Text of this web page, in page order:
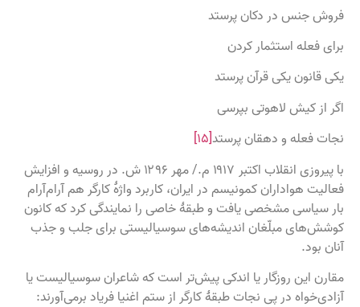
فروش جنس در دکان پرستد
برای فعله استثمار کردن
یکی قانون یکی قرآن پرستد
اگر از کیش لاهوتی بپرسی
نجات فعله و دهقان پرستد
با پیروزی انقلاب اکتبر ۱۹۱۷ م./ مهر ۱۲۹۶ ش. در روسیه و افزایش
فعالیت هواداران کمونیسم در ایران، کاربرد واژهٔ کارگر هم آرام‌آرام
بار سیاسی مشخصی یافت و طبقهٔ خاصی را نمایندگی کرد که کانون
کوشش‌های مبلّغان اندیشه‌های سوسیالیستی برای جلب و جذب
آنان بود.
مقارن این روزگار یا اندکی پیش‌تر است که شاعران سوسیالیست یا
آزادی‌خواه در پی نجات طبقهٔ کارگر از ستم اغنیا فریاد برمی‌آورند: